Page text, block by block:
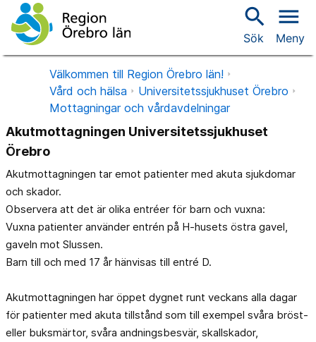
search
Sök
menu
Meny
Välkommen till Region Örebro län!
Vård och hälsa
Universitetssjukhuset Örebro
Mottagningar och vårdavdelningar
Akutmottagningen Universitetssjukhuset
Örebro
Akutmottagningen tar emot patienter med akuta sjukdomar
och skador.
Observera att det är olika entréer för barn och vuxna:
Vuxna patienter använder entrén på H-husets östra gavel,
gaveln mot Slussen.
Barn till och med 17 år hänvisas till entré D.
Akutmottagningen har öppet dygnet runt veckans alla dagar
för patienter med akuta tillstånd som till exempel svåra bröst-
eller buksmärtor, svåra andningsbesvär, skallskador,